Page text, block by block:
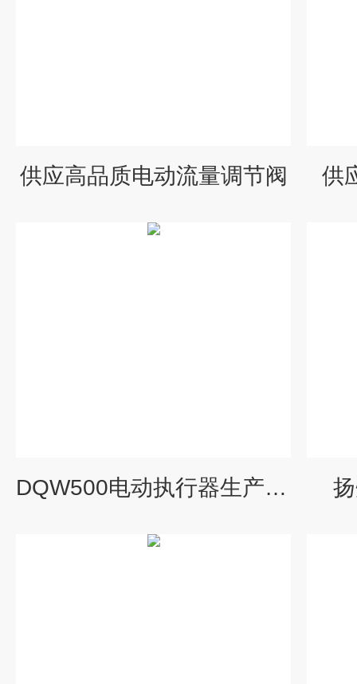
供应高品质电动流量调节阀 供
DQW500电动执行器生产厂家